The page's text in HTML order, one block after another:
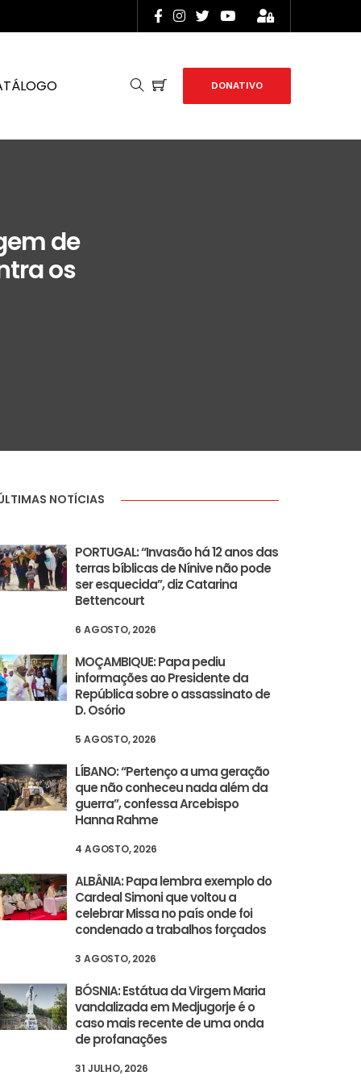
DONATIVO
de
os
NOTÍCIAS
PORTUGAL: “Invasão há 12 anos das
terras bíblicas de Nínive não pode
ser esquecida”, diz Catarina
Bettencourt
6 AGOSTO, 2026
MOÇAMBIQUE: Papa pediu
informações ao Presidente da
República sobre o assassinato de
D. Osório
5 AGOSTO, 2026
LÍBANO: “Pertenço a uma geração
que não conheceu nada além da
guerra”, confessa Arcebispo
Hanna Rahme
4 AGOSTO, 2026
ALBÂNIA: Papa lembra exemplo do
Cardeal Simoni que voltou a
celebrar Missa no país onde foi
condenado a trabalhos forçados
3 AGOSTO, 2026
BÓSNIA: Estátua da Virgem Maria
vandalizada em Medjugorje é o
caso mais recente de uma onda
de profanações
31 JULHO, 2026